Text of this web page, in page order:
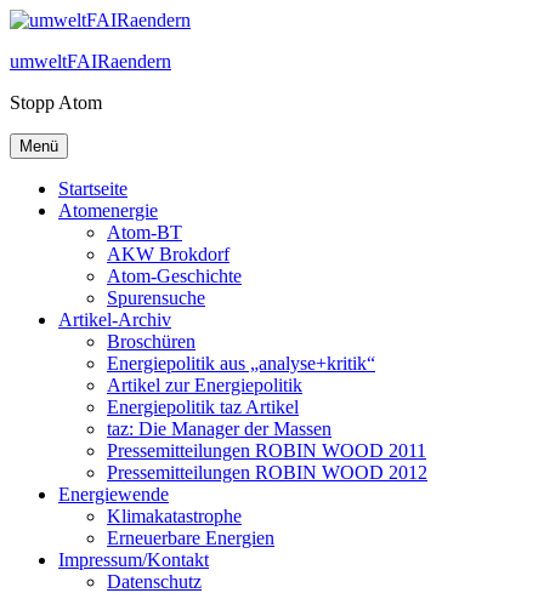
Zum
springen
umweltFAIRaendern
Stopp Atom
Menü
Startseite
Atomenergie
Atom-BT
AKW Brokdorf
Atom-Geschichte
Spurensuche
Artikel-Archiv
Broschüren
Energiepolitik aus „analyse+kritik“
Artikel zur Energiepolitik
Energiepolitik taz Artikel
taz: Die Manager der Massen
Pressemitteilungen ROBIN WOOD 2011
Pressemitteilungen ROBIN WOOD 2012
Energiewende
Klimakatastrophe
Erneuerbare Energien
Impressum/Kontakt
Datenschutz